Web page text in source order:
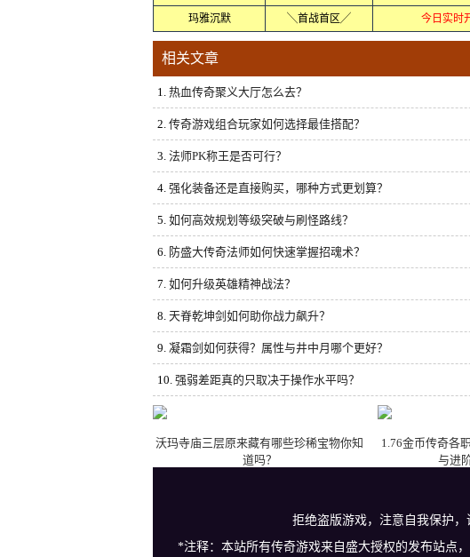
玛雅沉默 ╲首战首区╱ 今日实时
相关文章
1. 热血传奇聚义大厅怎么去？
2. 传奇游戏组合玩家如何选择最佳搭配？
3. 法师PK称王是否可行？
4. 强化装备还是直接购买，哪种方式更划算？
5. 如何高效规划等级突破与刷怪路线？
6. 防盛大传奇法师如何快速掌握招魂术？
7. 如何升级英雄精神战法？
8. 天脊乾坤剑如何助你战力飙升？
9. 凝霜剑如何获得？属性与井中月哪个更好？
10. 强弱差距真的只取决于操作水平吗？
沃玛寺庙三层原来藏有哪些珍稀宝物你知
道吗？
1.76金币传奇各
与进
拒绝盗版游戏，注意自我保护
*注释：本站所有传奇游戏来自盛大授权的发布站点